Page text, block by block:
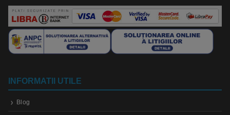
INFORMATII UTILE
Blog